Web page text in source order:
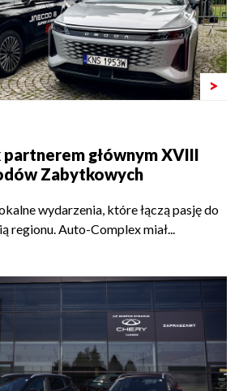
>
głównym XVIII
Zabytkowych
wydarzenia, które łączą pasję do
Auto-Complex miał...